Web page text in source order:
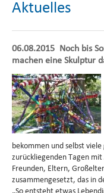
Aktuelles
06.08.2015 Noch bis
machen eine Skulptur
bekommen und selbst
zurückliegenden Tagen
Freunden, Eltern,
zusammengesetzt, das in